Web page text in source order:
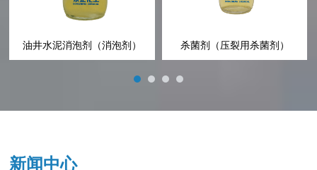
聚丙烯酰胺（PAM 絮凝剂）
新闻中心